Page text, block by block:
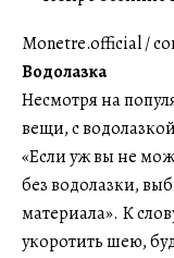
Monetre.official /
Водолазка
Несмотря на
вещи, с
«Если уж вы не
без водолазки,
материала». К
укоротить шею,